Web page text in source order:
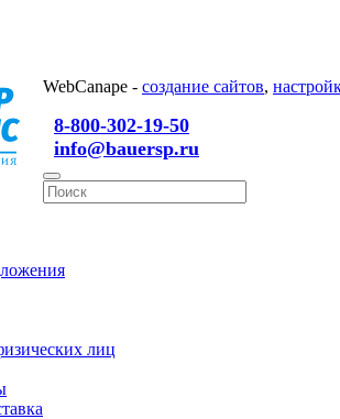
WebCanape - создание сайтов,
8-800-302-19-50
info@bauersp.ru
лиц